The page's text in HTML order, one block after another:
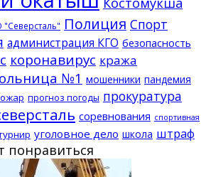
"Северсталь" Полиция Спорт
администрация КГО безопасность
коронавирус кража
№1 мошенники пандемия
прогноз погоды прокуратура
соревнования спортивная
уголовное дело школа штраф
понравиться